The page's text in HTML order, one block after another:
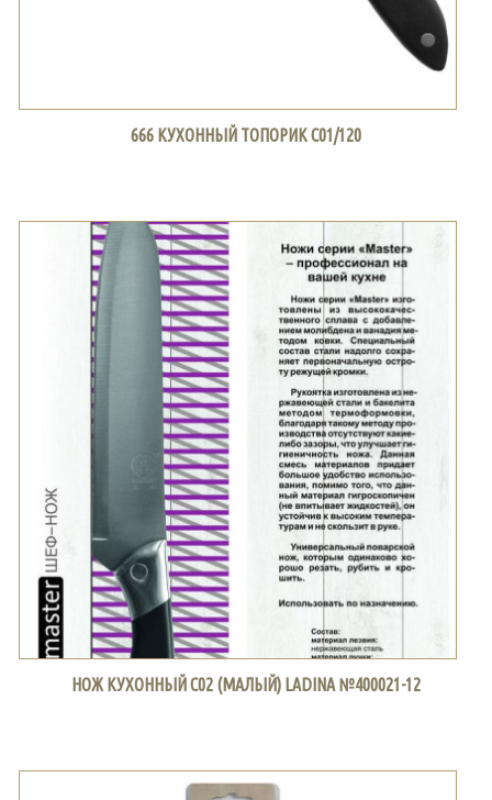
666 КУХОННЫЙ ТОПОРИК С01/120
НОЖ КУХОННЫЙ С02 (МАЛЫЙ) LADINA №400021-12